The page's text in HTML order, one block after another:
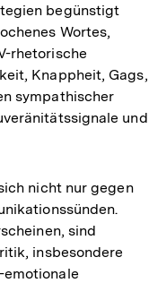
begünstigt
Wortes,
rhetorische
Knappheit, Gags,
sympathischer
und
nicht nur gegen
sind
insbesondere
emotionale